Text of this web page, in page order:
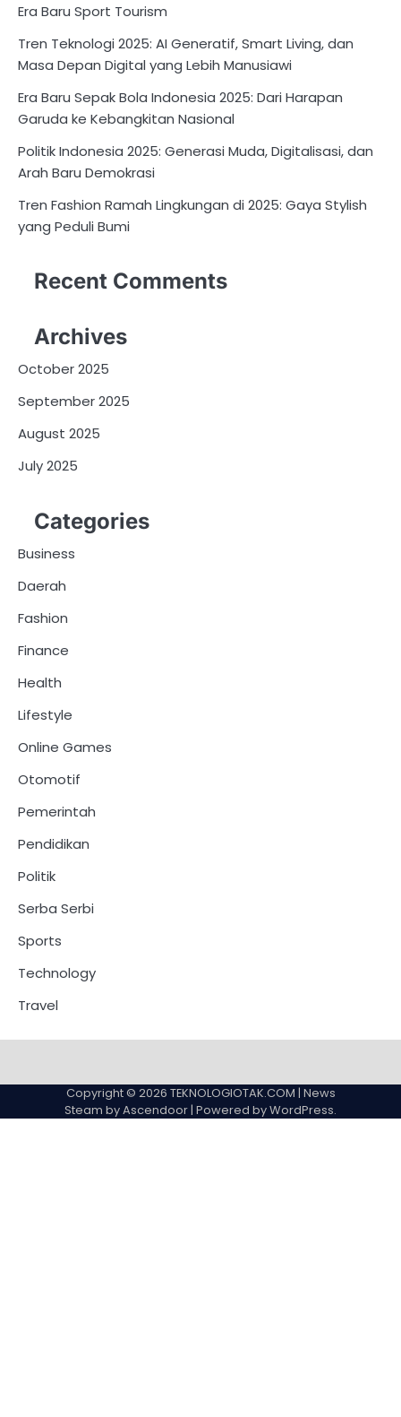
Era Baru Sport Tourism
Tren Teknologi 2025: AI Generatif, Smart Living, dan
Masa Depan Digital yang Lebih Manusiawi
Era Baru Sepak Bola Indonesia 2025: Dari Harapan
Garuda ke Kebangkitan Nasional
Politik Indonesia 2025: Generasi Muda, Digitalisasi, dan
Arah Baru Demokrasi
Tren Fashion Ramah Lingkungan di 2025: Gaya Stylish
yang Peduli Bumi
Recent Comments
Archives
October 2025
September 2025
August 2025
July 2025
Categories
Business
Daerah
Fashion
Finance
Health
Lifestyle
Online Games
Otomotif
Pemerintah
Pendidikan
Politik
Serba Serbi
Sports
Technology
Travel
Copyright © 2026 TEKNOLOGIOTAK.COM | News
Steam byAscendoor| Powered byWordPress.